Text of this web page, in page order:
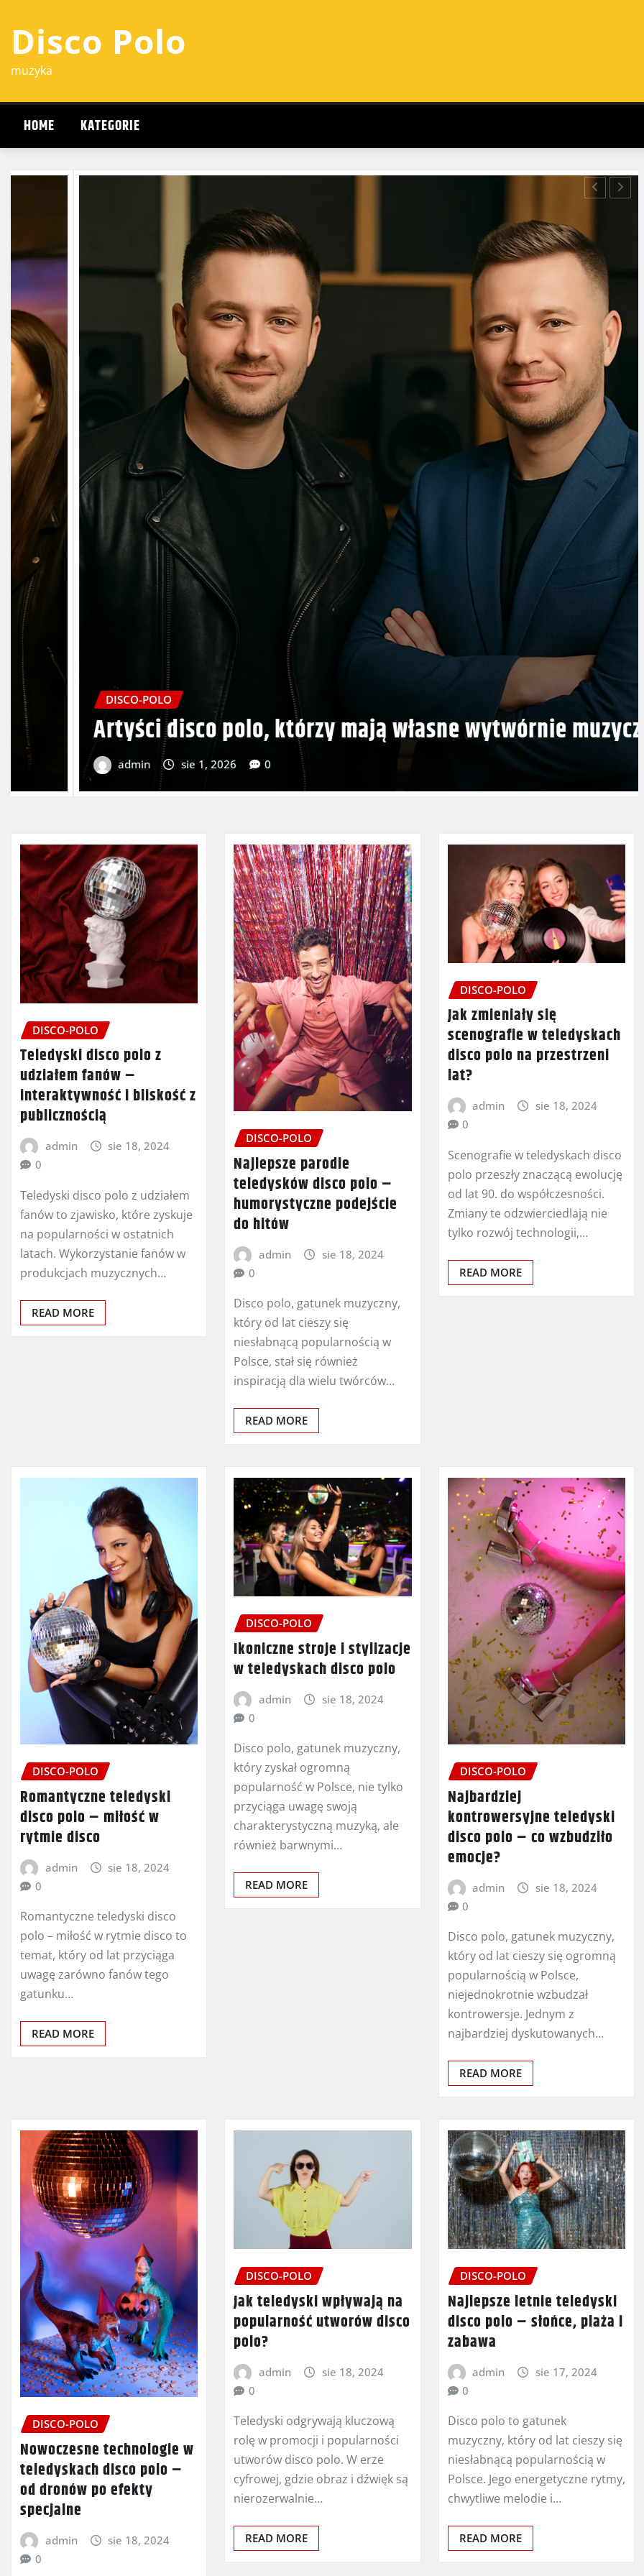
treściDisco Polo
muzyka
HOME KATEGORIE
DISCO-POLO
Artyści disco polo, którzy mają własne wytwórnie muzyczne
admin sie 1, 2026 0
DISCO-POLO
Teledyski disco polo z
udziałem fanów –
interaktywność i bliskość z
publicznością
admin
sie 18, 2024
0
Teledyski disco polo z udziałem
fanów to zjawisko, które zyskuje
na popularności w ostatnich
latach. Wykorzystanie fanów w
produkcjach muzycznych…
READ MORE
DISCO-POLO
Najlepsze parodie
teledysków disco polo –
humorystyczne podejście
do hitów
admin
sie 18, 2024
0
Disco polo, gatunek muzyczny,
który od lat cieszy się
niesłabnącą popularnością w
Polsce, stał się również
inspiracją dla wielu twórców…
READ MORE
DISCO-POLO
Jak zmieniały się
scenografie w teledyskach
disco polo na przestrzeni
lat?
admin
sie 18, 2024
0
Scenografie w teledyskach disco
polo przeszły znaczącą ewolucję
od lat 90. do współczesności.
Zmiany te odzwierciedlają nie
tylko rozwój technologii,…
READ MORE
DISCO-POLO
Romantyczne teledyski
disco polo – miłość w
rytmie disco
admin
sie 18, 2024
0
Romantyczne teledyski disco
polo – miłość w rytmie disco to
temat, który od lat przyciąga
uwagę zarówno fanów tego
gatunku…
READ MORE
DISCO-POLO
Ikoniczne stroje i stylizacje
w teledyskach disco polo
admin
sie 18, 2024
0
Disco polo, gatunek muzyczny,
który zyskał ogromną
popularność w Polsce, nie tylko
przyciąga uwagę swoją
charakterystyczną muzyką, ale
również barwnymi…
READ MORE
DISCO-POLO
Najbardziej
kontrowersyjne teledyski
disco polo – co wzbudziło
emocje?
admin
sie 18, 2024
0
Disco polo, gatunek muzyczny,
który od lat cieszy się ogromną
popularnością w Polsce,
niejednokrotnie wzbudzał
kontrowersje. Jednym z
najbardziej dyskutowanych…
READ MORE
DISCO-POLO
Nowoczesne technologie w
teledyskach disco polo –
od dronów po efekty
specjalne
admin
sie 18, 2024
0
DISCO-POLO
Jak teledyski wpływają na
popularność utworów disco
polo?
admin
sie 18, 2024
0
Teledyski odgrywają kluczową
rolę w promocji i popularności
utworów disco polo. W erze
cyfrowej, gdzie obraz i dźwięk są
nierozerwalnie…
READ MORE
DISCO-POLO
Najlepsze letnie teledyski
disco polo – słońce, plaża i
zabawa
admin
sie 17, 2024
0
Disco polo to gatunek
muzyczny, który od lat cieszy się
niesłabnącą popularnością w
Polsce. Jego energetyczne rytmy,
chwytliwe melodie i…
READ MORE